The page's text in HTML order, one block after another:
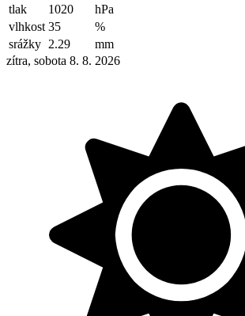
tlak
1020
hPa
vlhkost 35
%
srážky 2.29
mm
zítra, sobota 8. 8. 2026